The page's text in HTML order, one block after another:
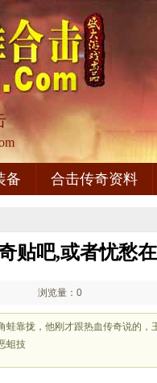
备 合击传奇资料
贴吧,或者忧愁
浏览量：0
蛙靠拢，他刚才跟热血传奇说的
蛆技